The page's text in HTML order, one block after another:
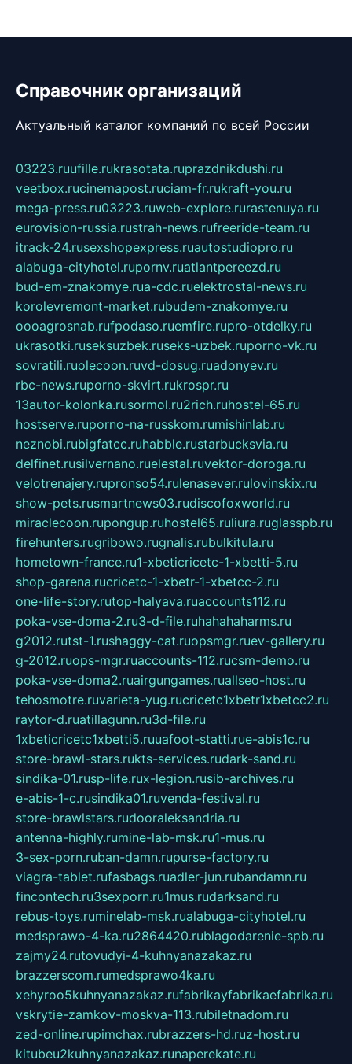
Справочник организаций
Актуальный каталог компаний по всей России
03223.ruufille.rukrasotata.ruprazdnikdushi.ru
veetbox.rucinemapost.ruciam-fr.rukraft-you.ru
mega-press.ru03223.ruweb-explore.rurastenuya.ru
eurovision-russia.rustrah-news.rufreeride-team.ru
itrack-24.rusexshopexpress.ruautostudiopro.ru
alabuga-cityhotel.rupornv.ruatlantpereezd.ru
bud-em-znakomye.rua-cdc.ruelektrostal-news.ru
korolevremont-market.rubudem-znakomye.ru
oooagrosnab.rufpodaso.ruemfire.rupro-otdelky.ru
ukrasotki.ruseksuzbek.ruseks-uzbek.ruporno-vk.ru
sovratili.ruolecoon.ruvd-dosug.ruadonyev.ru
rbc-news.ruporno-skvirt.rukrospr.ru
13autor-kolonka.rusormol.ru2rich.ruhostel-65.ru
hostserve.ruporno-na-russkom.rumishinlab.ru
neznobi.rubigfatcc.ruhabble.rustarbucksvia.ru
delfinet.rusilvernano.ruelestal.ruvektor-doroga.ru
velotrenajery.rupronso54.rulenasever.rulovinskix.ru
show-pets.rusmartnews03.rudiscofoxworld.ru
miraclecoon.rupongup.ruhostel65.ruliura.ruglasspb.ru
firehunters.rugribowo.rugnalis.rubulkitula.ru
hometown-france.ru1-xbeticricetc-1-xbetti-5.ru
shop-garena.rucricetc-1-xbetr-1-xbetcc-2.ru
one-life-story.rutop-halyava.ruaccounts112.ru
poka-vse-doma-2.ru3-d-file.ruhahahaharms.ru
g2012.rutst-1.rushaggy-cat.ruopsmgr.ruev-gallery.ru
g-2012.ruops-mgr.ruaccounts-112.rucsm-demo.ru
poka-vse-doma2.ruairgungames.ruallseo-host.ru
tehosmotre.ruvarieta-yug.rucricetc1xbetr1xbetcc2.ru
raytor-d.ruatillagunn.ru3d-file.ru
1xbeticricetc1xbetti5.ruuafoot-statti.rue-abis1c.ru
store-brawl-stars.rukts-services.rudark-sand.ru
sindika-01.rusp-life.rux-legion.rusib-archives.ru
e-abis-1-c.rusindika01.ruvenda-festival.ru
store-brawlstars.rudooraleksandria.ru
antenna-highly.rumine-lab-msk.ru1-mus.ru
3-sex-porn.ruban-damn.rupurse-factory.ru
viagra-tablet.rufasbags.ruadler-jun.rubandamn.ru
fincontech.ru3sexporn.ru1mus.rudarksand.ru
rebus-toys.ruminelab-msk.rualabuga-cityhotel.ru
medsprawo-4-ka.ru2864420.rublagodarenie-spb.ru
zajmy24.rutovudyi-4-kuhnyanazakaz.ru
brazzerscom.rumedsprawo4ka.ru
xehyroo5kuhnyanazakaz.rufabrikayfabrikaefabrika.ru
vskrytie-zamkov-moskva-113.rubiletnadom.ru
zed-online.rupimchax.rubrazzers-hd.ruz-host.ru
kitubeu2kuhnyanazakaz.runaperekate.ru